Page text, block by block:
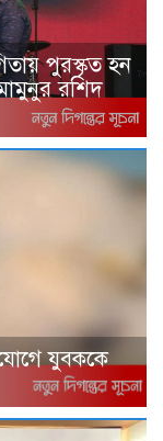
পুরস্কৃত হন
রশিদ
যুবককে